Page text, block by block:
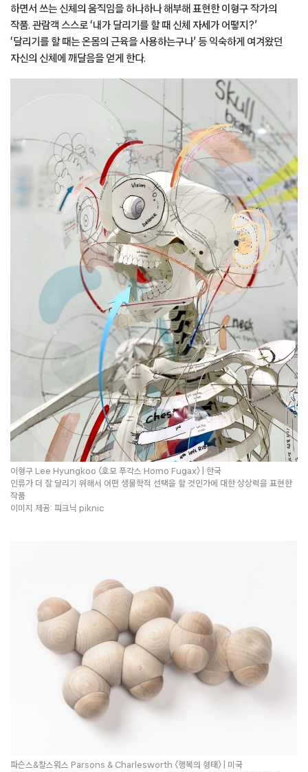
하면서 쓰는 신체의 움직임을 하나하나 해부해 표현한 이형구 작가의
작품. 관람객 스스로 ‘내가 달리기를 할 때 신체 자세가 어떻지?’
‘달리기를 할 때는 온몸의 근육을 사용하는구나’ 등 익숙하게 여겨왔던
자신의 신체에 깨달음을 얻게 한다.
이형구 Lee Hyungkoo 〈호모 푸각스 Homo Fugax〉 | 한국
인류가 더 잘 달리기 위해서 어떤 생물학적 선택을 할 것인가에 대한 상상력을 표현한
작품
이미지 제공: 피크닉 piknic
파슨스&찰스워스 Parsons & Charlesworth 〈행복의 형태〉 | 미국